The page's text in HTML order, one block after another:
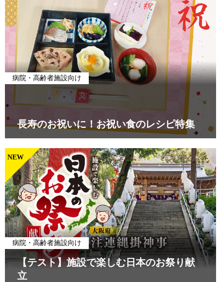
病院・高齢者施設向け
長寿のお祝いに！お祝い食のレシピ特集
病院・高齢者施設向け
【テスト】施設で楽しむ日本のお祭り献
立
NEW